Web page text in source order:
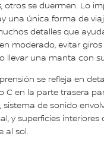
otros se duermen. Lo
una única forma de
detalles que
moderado, evitar giros
llevar una manta con
se refleja en
C en la parte trasera
sistema de sonido
y superficies interiores
al sol.